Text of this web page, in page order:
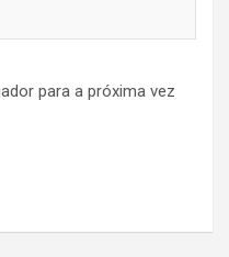
para a próxima vez